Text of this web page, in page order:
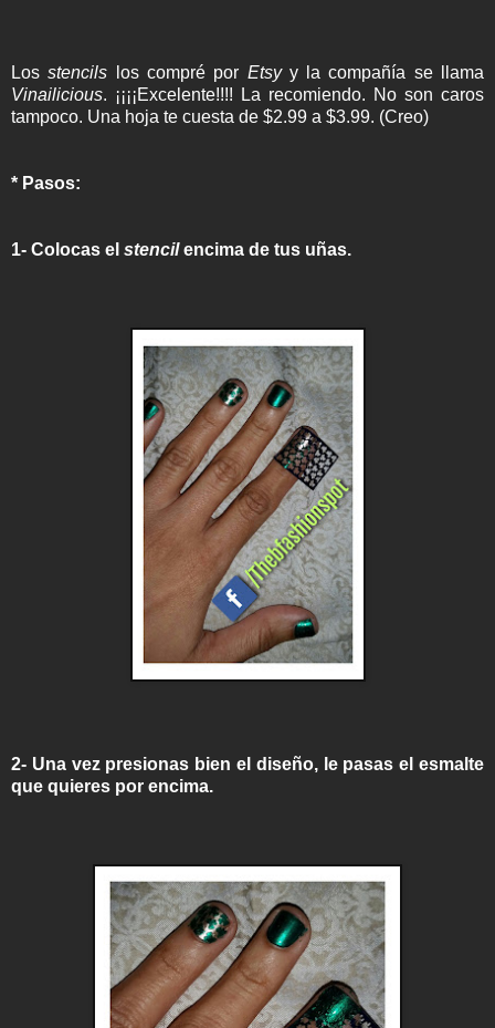
Losstencils los compré por Etsyy la compañía se llama
Vinailicious. ¡¡¡¡Excelente!!!! La recomiendo. No son caros
tampoco. Una hoja te cuesta de $2.99 a $3.99. (Creo)
* Pasos:
1- Colocas el stencilencima de tus uñas.
2- Una vez presionas bien el diseño, le pasas el esmalte
que quieres por encima.